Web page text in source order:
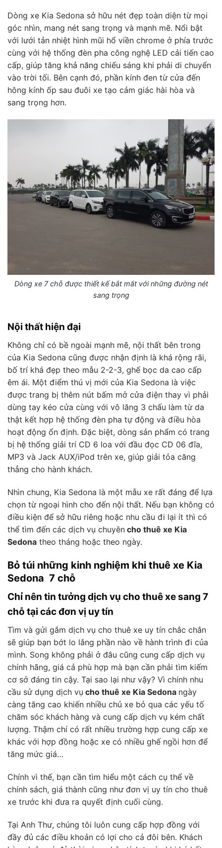
Dòng xe Kia Sedona sở hữu nét đẹp toàn diện từ mọi
góc nhìn, mang nét sang trọng và mạnh mẽ. Nổi bật
với lưới tản nhiệt hình mũi hổ viền chrome ở phía trước
cùng với hệ thống đèn pha công nghệ LED cải tiến cao
cấp, giúp tăng khả năng chiếu sáng khi phải di chuyển
vào trời tối. Bên cạnh đó, phần kính đen từ cửa đến
hông kính ốp sau đuôi xe tạo cảm giác hài hòa và
sang trọng hơn.
Dòng xe 7 chỗ được thiết kế bắt mắt với những đường nét
sang trọng
Nội thất hiện đại
Không chỉ có bề ngoài mạnh mẽ, nội thất bên trong
của Kia Sedona cũng được nhận định là khá rộng rãi,
bố trí khá đẹp theo mẫu 2-2-3, ghế bọc da cao cấp
êm ái. Một điểm thú vị mới của Kia Sedona là việc
được trang bị thêm nút bấm mở cửa điện thay vì phải
dùng tay kéo cửa cùng với vô lăng 3 chấu làm từ da
thật kết hợp hệ thống đèn pha tự động và điều hòa
hoạt động ổn định. Đặc biệt, dòng sản phẩm có trang
bị hệ thống giải trí CD 6 loa với đầu đọc CD 06 đĩa,
MP3 và Jack AUX/iPod trên xe, giúp giải tỏa căng
thẳng cho hành khách.
Nhìn chung, Kia Sedona là một mẫu xe rất đáng để lựa
chọn từ ngoại hình cho đến nội thất. Nếu bạn không có
điều kiện để sở hữu riêng hoặc nhu cầu đi lại ít thì có
thể tìm đến các dịch vụ chuyên cho thuê xe Kia
Sedona theo tháng hoặc theo ngày.
Bỏ túi những kinh nghiệm khi thuê xe Kia
Sedona 7 chỗ
Chỉ nên tin tưởng dịch vụ cho thuê xe sang 7
chỗ tại các đơn vị uy tín
Tìm và gửi gắm dịch vụ cho thuê xe uy tín chắc chắn
sẽ giúp bạn bớt lo lắng phần nào về hành trình đi của
mình. Song không phải ở đâu cũng cung cấp dịch vụ
chính hãng, giá cả phù hợp mà bạn cần phải tìm kiếm
cơ sở đáng tin cậy. Tại sao lại như vậy? Vì chính nhu
cầu sử dụng dịch vụ cho thuê xe Kia Sedona ngày
càng tăng cao khiến nhiều chủ xe bỏ qua các yếu tố
chăm sóc khách hàng và cung cấp dịch vụ kém chất
lượng. Thậm chí có rất nhiều trường hợp cung cấp xe
khác với hợp đồng hoặc xe có nhiều ghế ngồi hơn để
tăng mức giá…
Chính vì thế, bạn cần tìm hiểu một cách cụ thể về
chính sách, giá thành cũng như đơn vị uy tín cho thuê
xe trước khi đưa ra quyết định cuối cùng.
Tại Anh Thư, chúng tôi luôn cung cấp hợp đồng với
đầy đủ các điều khoản có lợi cho cả đôi bên. Khách